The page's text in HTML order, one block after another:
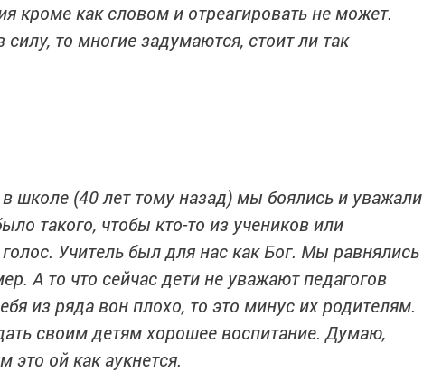
кроме как словом и отреагировать не может.
силу, то многие задумаются, стоит ли так
школе (40 лет тому назад) мы боялись и уважали
такого, чтобы кто-то из учеников или
Учитель был для нас как Бог. Мы равнялись
А то что сейчас дети не уважают педагогов
из ряда вон плохо, то это минус их родителям.
своим детям хорошее воспитание. Думаю,
это ой как аукнется.